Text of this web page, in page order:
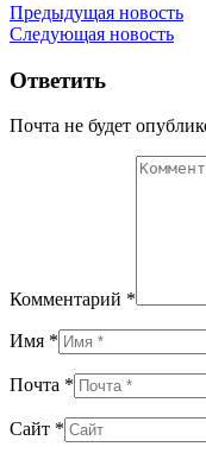
Навигация
по
записям
Предыдущая новость
Следующая новость
Ответить
Почта не будет
Комментарий *
Имя *
Почта *
Сайт *